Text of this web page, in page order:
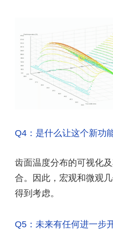
Q4：是什么让这个新功
齿面温度分布的可视化
合。因此，宏观和微观
得到考虑。
Q5：未来有任何进一步